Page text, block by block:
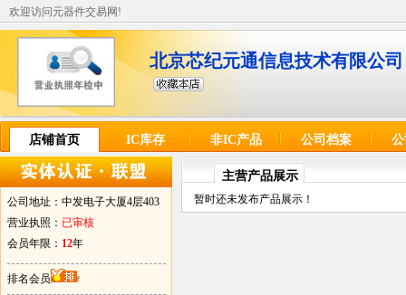
欢迎访问元器件交易网!
北京芯纪元通信息技术有限公司
店铺首页 IC库存 非IC产品 公司档案
公司地址： 中发电子大厦4层403
营业执照： 已审核
会员年限： 12年
排名会员
主营产品展示
暂时还未发布产品展示！